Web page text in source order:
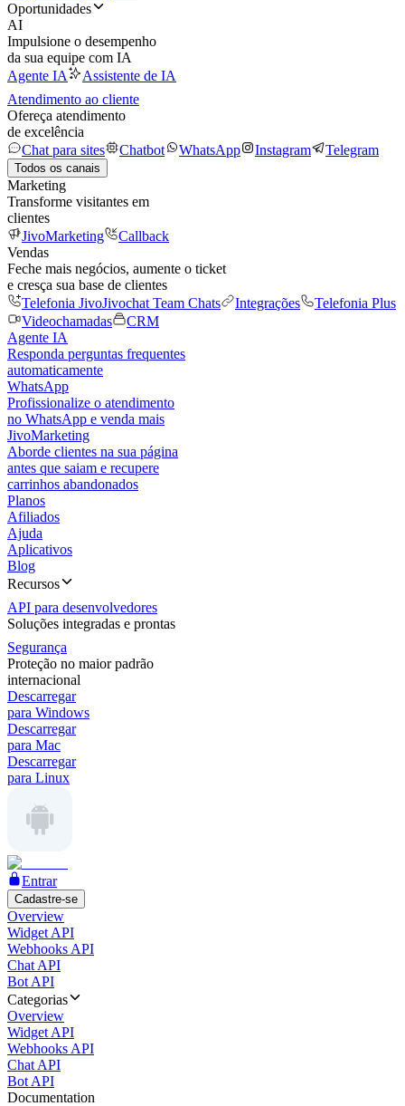
Oportunidades
AI
Impulsione o desempenho
da sua equipe com IA
Agente IA
Assistente de IA
Atendimento ao cliente
Ofereça atendimento
de excelência
Chat para sites
Chatbot WhatsApp Instagram Telegram
Todos os canais
Marketing
Transforme visitantes em
clientes
JivoMarketing
Callback
Vendas
Feche mais negócios, aumente o ticket
e cresça sua base de clientes
Telefonia JivoJivochat Team Chats Integrações
Telefonia Plus
Videochamadas
CRM
Agente IA
Responda perguntas frequentes
automaticamente
WhatsApp
Profissionalize o atendimento
no WhatsApp e venda mais
JivoMarketing
Aborde clientes na sua página
antes que saiam e recupere
carrinhos abandonados
Planos
Afiliados
Ajuda
Aplicativos
Blog
Recursos
API para desenvolvedores
Soluções integradas e prontas
Segurança
Proteção no maior padrão
internacional
Descarregar
para Windows
Descarregar
para Mac
Descarregar
para Linux
Entrar
Cadastre-se
Overview
Widget API
Webhooks API
Chat API
Bot API
Categorias
Overview
Widget API
Webhooks API
Chat API
Bot API
Documentation